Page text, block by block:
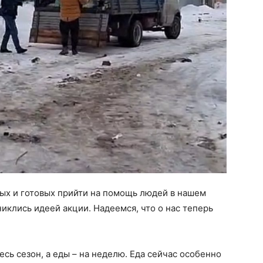
и готовых прийти на помощь людей в нашем
идеей акции. Надеемся, что о нас теперь
сезон, а еды – на неделю. Еда сейчас особенно